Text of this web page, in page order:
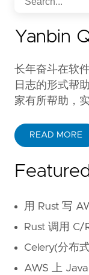
Yanbin
长年奋斗在软
日志的形式帮
家有所帮助，
READ MORE
用 Rust 写
Rust 调用 C/
Celery(分布
AWS 上